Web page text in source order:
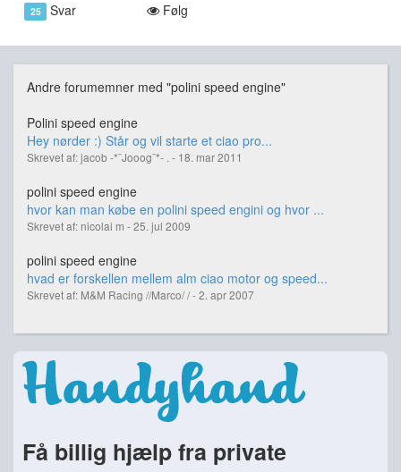
25 Svar Følg
Andre forumemner med "polini speed engine"
Polini speed engine
Hey nørder :) Står og vil starte et ciao pro...
Skrevet af: jacob -*¨Jooog¨*- . - 18. mar 2011
polini speed engine
hvor kan man købe en polini speed engini og hvor ...
Skrevet af: nicolai m - 25. jul 2009
polini speed engine
hvad er forskellen mellem alm ciao motor og speed...
Skrevet af: M&M Racing //Marco/ / - 2. apr 2007
Få billig hjælp fra private